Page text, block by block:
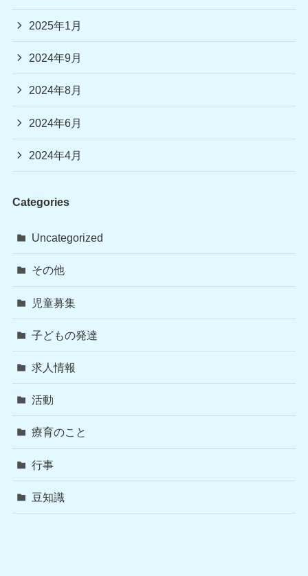
2025年1月
2024年9月
2024年8月
2024年6月
2024年4月
Categories
Uncategorized
その他
児童募集
子どもの発達
求人情報
活動
療育のこと
行事
豆知識